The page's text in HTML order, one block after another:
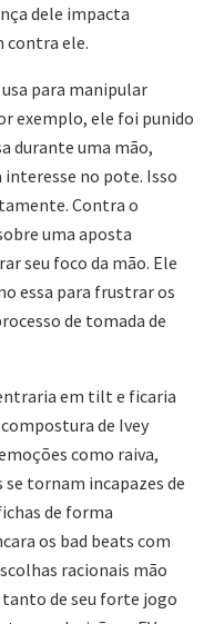
dele impacta
contra ele.
para manipular
exemplo, ele foi punido
durante uma mão,
no pote. Isso
Contra o
uma aposta
seu foco da mão. Ele
essa para frustrar os
de tomada de
em tilt e ficaria
de Ivey
como raiva,
tornam incapazes de
de forma
os bad beats com
racionais mão
tanto de seu forte jogo